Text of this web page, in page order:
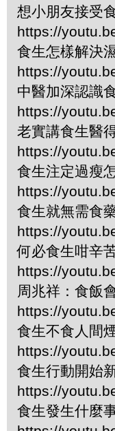
想小朋友接受
https://
食生怎樣解決
https://
中醫加深認識
https://
老實講食生醫
https://
食生注定過瘦
https://
食生就無需食
https://
何必食生咁辛
https://
周兆祥：食飯
https://
食生不食人間
https://
食生行動開始
https://
食生發生什麼